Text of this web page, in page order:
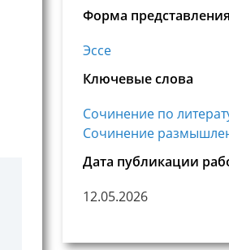
Форма
Эссе
Ключевые слова
Сочинение по
Сочинение
Дата публикации
12.05.2026